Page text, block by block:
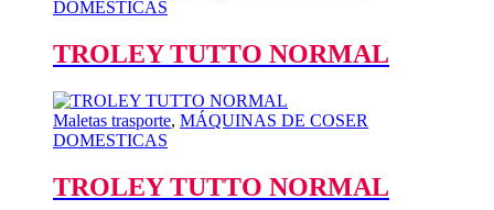
DOMESTICAS
TROLEY TUTTO NORMAL
Maletas trasporte, MÁQUINAS DE COSER
DOMESTICAS
TROLEY TUTTO NORMAL